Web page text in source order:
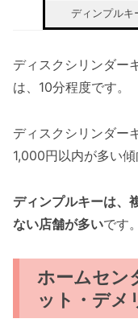
ディンプルキ
ディスクシリンダー
は、10分程度です。
ディスクシリンダー
1,000円以内が多い傾
ディンプルキーは、
ない店舗が多いです。
ホームセン
ット・デメ